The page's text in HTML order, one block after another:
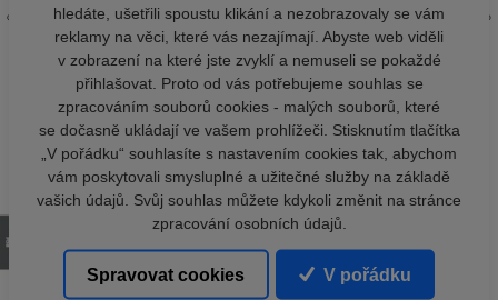
hledáte, ušetřili spoustu klikání a nezobrazovaly se vám
reklamy na věci, které vás nezajímají. Abyste web viděli
v zobrazení na které jste zvyklí a nemuseli se pokaždé
přihlašovat. Proto od vás potřebujeme souhlas se
zpracováním souborů cookies - malých souborů, které
se dočasně ukládají ve vašem prohlížeči. Stisknutím tlačítka
„V pořádku“ souhlasíte s nastavením cookies tak, abychom
vám poskytovali smysluplné a užitečné služby na základě
vašich údajů. Svůj souhlas můžete kdykoli změnit na stránce
zpracování osobních údajů.
Spravovat cookies V pořádku